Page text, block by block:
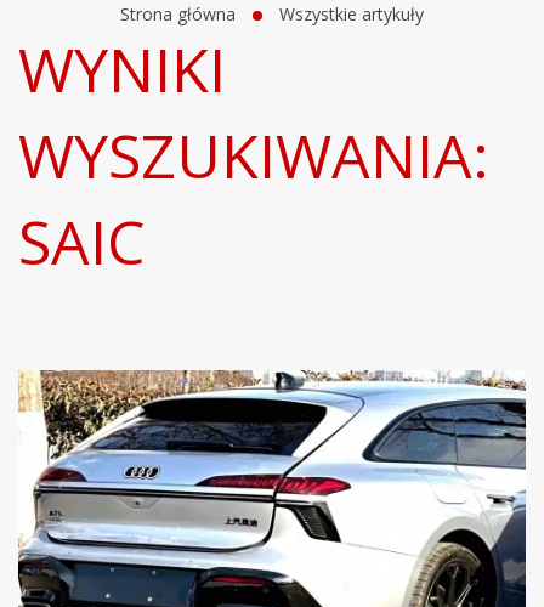
Strona główna Wszystkie artykuły
WYNIKI
WYSZUKIWANIA:
SAIC